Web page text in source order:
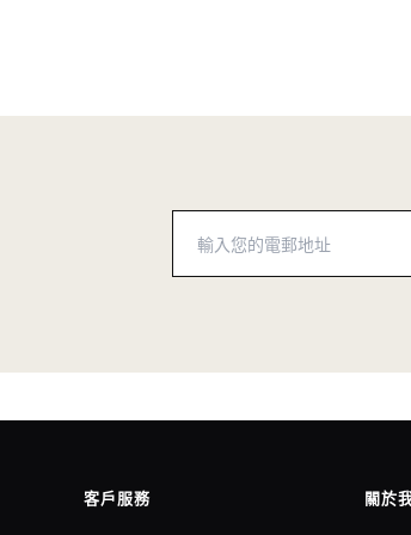
客戶服務 關於